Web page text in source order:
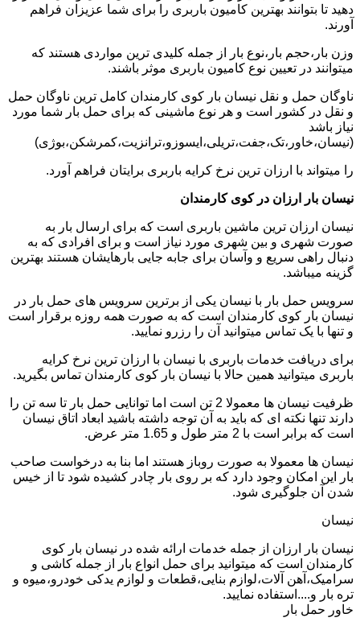
دهید تا بتوانند بهترین کامیون باربری را برای شما عزیزان فراهم
آورند.
وزن بار،حجم بار،نوع بار از جمله کلیدی ترین مواردی هستند که
میتوانند در تعیین نوع کامیون باربری موثر باشند.
ناوگان حمل و نقل نیسان بار کوی کارمندان کامل ترین ناوگان حمل
و نقل در کشور است و هر نوع ماشینی که برای حمل بار شما مورد
نیاز باشد
(نیسان،خاور،تک،جفت،تریلی،ایسوزو،ترانزیت،کمرشکن،بوژی)
را میتواند با ارزان ترین نرخ کرایه باربری برایتان فراهم آورد.
نیسان بار ارزان در کوی کارمندان
نیسان ارزان ترین ماشین باربری است که برای ارسال بار به
صورت شهری و بین شهری مورد نیاز است و برای افرادی که به
دنبال راهی سریع و وآسان برای جابه جایی بارهایشان هستند بهترین
گزینه میباشد.
سرویس حمل بار با نیسان یکی از برترین سرویس های حمل بار در
نیسان بار کوی کارمندان است که به صورت همه روزه برقرار است
و تنها با یک تماس میتوانید آن را رزرو نمایید.
برای دریافت خدمات باربری با نیسان با ارزان ترین نرخ کرایه
باربری میتوانید همین حالا با نیسان بار کوی کارمندان تماس بگیرید.
ظرفیت نیسان ها معمولا 2 تن است اما توانایی حمل بار تا سه تن را
دارند تنها نکته ای که باید به آن توجه داشته باشید ابعاد اتاق نیسان
است که برابر است با 2 متر طول و 1.65 متر عرض.
نیسان ها معمولا به صورت روباز هستند اما بنا به درخواست صاحب
بار این امکان وجود دارد که بر روی بار چادر کشیده شود تا از خیس
شدن آن جلوگیری شود.
نیسان
نیسان بار ارزان از جمله خدمات ارائه شده در نیسان بار کوی
کارمندان است که میتوانید برای حمل انواع بار از جمله کاشی و
سرامیک،آهن آلات،لوازم بنایی،قطعات و لوازم یدکی خودرو،میوه و
تره بار و....استفاده نمایید.
خاور حمل بار